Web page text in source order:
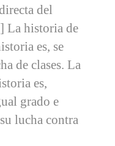
del
La historia de
es, se
de clases. La
es,
grado e
lucha contra